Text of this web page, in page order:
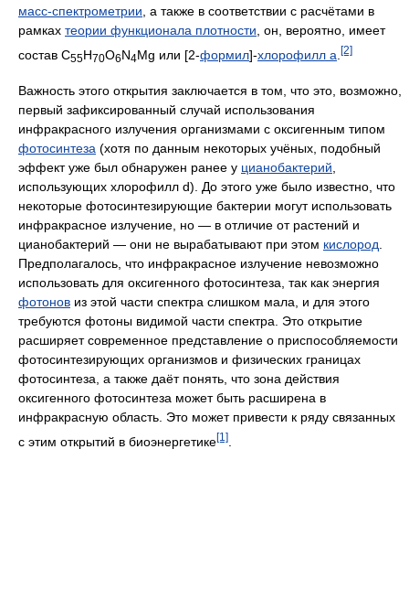
масс-спектрометрии , а также в соответствии с расчётами в
рамках теории функционала плотности , он, вероятно, имеет
состав C55H70O6N4Mg или [2-формил]-хлорофилл a [2]
Важность этого открытия заключается в том, что это, возможно,
первый зафиксированный случай использования
инфракрасного излучения организмами с оксигенным типом
фотосинтеза (хотя по данным некоторых учёных, подобный
эффект уже был обнаружен ранее у цианобактерий,
использующих хлорофилл d). До этого уже было известно, что
некоторые фотосинтезирующие бактерии могут использовать
инфракрасное излучение, но — в отличие от растений и
цианобактерий — они не вырабатывают при этом кислород.
Предполагалось, что инфракрасное излучение невозможно
использовать для оксигенного фотосинтеза, так как энергия
фотонов из этой части спектра слишком мала, и для этого
требуются фотоны видимой части спектра. Это открытие
расширяет современное представление о приспособляемости
фотосинтезирующих организмов и физических границах
фотосинтеза, а также даёт понять, что зона действия
оксигенного фотосинтеза может быть расширена в
инфракрасную область. Это может привести к ряду связанных
с этим открытий в биоэнергетике[1]